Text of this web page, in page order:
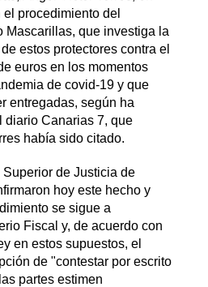
procedimiento del
Mascarillas, que investiga la
estos protectores contra el
euros en los momentos
de covid-19 y que
entregadas, según ha
diario Canarias 7, que
había sido citado.
de Justicia de
hoy este hecho y
se sigue a
Fiscal y, de acuerdo con
en estos supuestos, el
de "contestar por escrito
partes estimen